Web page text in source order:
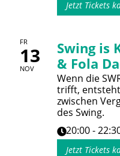
Jetzt Tickets
FR
13
NOV
Swing is
& Fola
Wenn die
trifft,
zwischen
des Swing.
20:00 -
Jetzt Tickets